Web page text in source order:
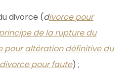
divorce (divorce pour
de la rupture du
pour altération définitive du
divorce pour faute) ;